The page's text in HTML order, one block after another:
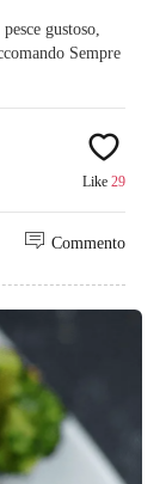
gustoso,
Sempre
Like 29
Commento